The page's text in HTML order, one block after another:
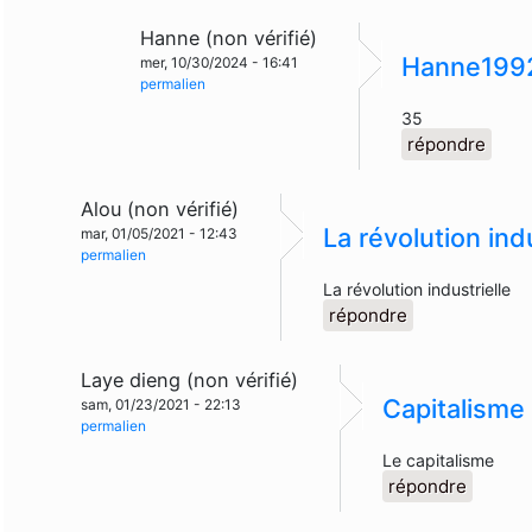
Hanne (non vérifié)
mer, 10/30/2024 - 16:41
permalien
35
répondre
Alou (non vérifié)
mar, 01/05/2021 - 12:43
permalien
La révolution
La révolution industrielle
répondre
Laye dieng (non vérifié)
sam, 01/23/2021 - 22:13
permalien
Capitalisme
Le capitalisme
répondre